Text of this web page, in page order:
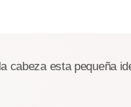
cabeza esta pequeña